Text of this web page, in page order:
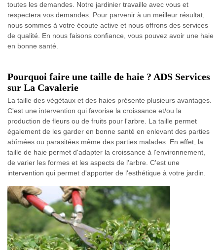
toutes les demandes. Notre jardinier travaille avec vous et
respectera vos demandes. Pour parvenir à un meilleur résultat,
nous sommes à votre écoute active et nous offrons des services
de qualité. En nous faisons confiance, vous pouvez avoir une haie
en bonne santé.
Pourquoi faire une taille de haie ? ADS Services
sur La Cavalerie
La taille des végétaux et des haies présente plusieurs avantages.
C'est une intervention qui favorise la croissance et/ou la
production de fleurs ou de fruits pour l'arbre. La taille permet
également de les garder en bonne santé en enlevant des parties
abîmées ou parasitées même des parties malades. En effet, la
taille de haie permet d'adapter la croissance à l'environnement,
de varier les formes et les aspects de l'arbre. C'est une
intervention qui permet d'apporter de l'esthétique à votre jardin.